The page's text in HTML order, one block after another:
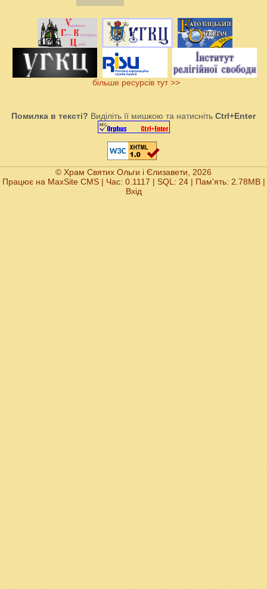
більше ресурсів тут >>
Помилка в тексті? Виділіть її мишкою та натисніть Ctrl+Enter
© Храм Святих Ольги і Єлизавети, 2026
Працює на MaxSite CMS| Час: 0.1117 | SQL: 24 | Пам'ять: 2.78MB|
Вхід